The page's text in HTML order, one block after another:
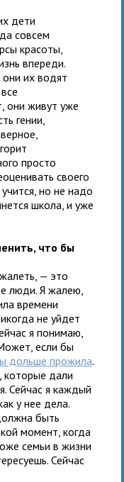
дети
совсем
красоты,
впереди.
их водят
они живут уже
гении,
просто
своего
но не надо
школа, и уже
что бы
— это
люди. Я жалею,
времени
не уйдет
я понимаю,
если бы
дольше прожила.
дали
Сейчас я каждый
у нее дела.
быть
момент, когда
семьи в жизни
Сейчас